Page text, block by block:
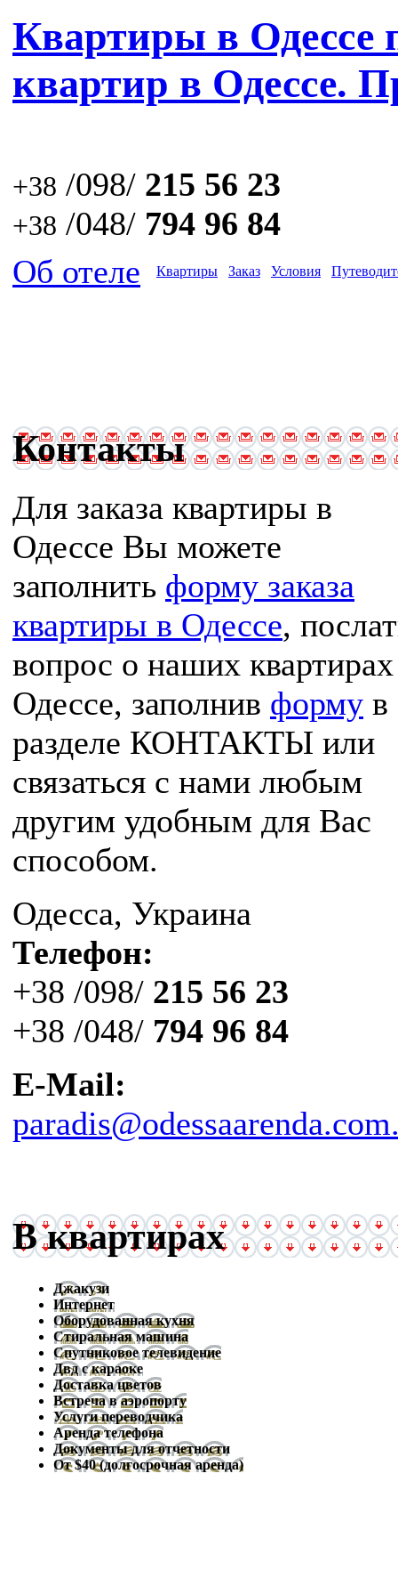
Квартиры в Одессе
квартир в Одессе.
+38 /098/ 215 56 23
+38 /048/ 794 96 84
Об отеле
Квартиры Заказ Условия
Контакты
Для заказа квартиры в
Одессе Вы можете
заполнить форму заказа
квартиры в Одессе,
вопрос о наших
Одессе, заполнив форму в
разделе КОНТАКТЫ или
связаться с нами любым
другим удобным для Вас
способом.
Одесса, Украина
Телефон:
+38 /098/ 215 56 23
+38 /048/ 794 96 84
E-Mail:
В квартирах
Джакузи
Интернет
Оборудованная кухня
Стиральная машина
Спутниковое телевидение
Двд с караоке
Доставка цветов
Встреча в аэропорту
Услуги переводчика
Аренда телефона
Документы для отчетности
От $40 (долгосрочная аренда)